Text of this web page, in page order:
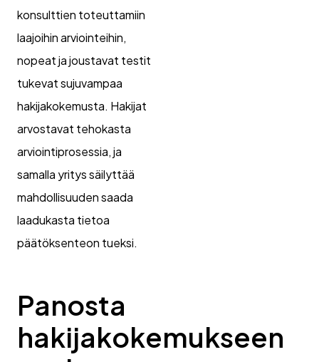
konsulttien toteuttamiin
laajoihin arviointeihin,
nopeat ja joustavat testit
tukevat sujuvampaa
hakijakokemusta. Hakijat
arvostavat tehokasta
arviointiprosessia, ja
samalla yritys säilyttää
mahdollisuuden saada
laadukasta tietoa
päätöksenteon tueksi.
Panosta
hakijakokemukseen